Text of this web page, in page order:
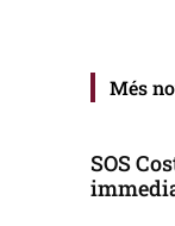
Més
SOS